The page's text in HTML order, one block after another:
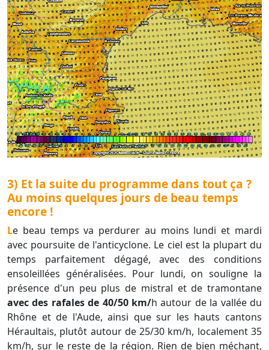
3) Et la suite du programme dans tout ça ?
Au moins quelques jours de beau temps
encore !
Le beau temps va perdurer au moins lundi et mardi
avec poursuite de l'anticyclone. Le ciel est la plupart du
temps parfaitement dégagé, avec des conditions
ensoleillées généralisées. Pour lundi, on souligne la
présence d'un peu plus de mistral et de tramontane
avec des rafales de 40/50 km/h autour de la vallée du
Rhône et de l'Aude, ainsi que sur les hauts cantons
Héraultais, plutôt autour de 25/30 km/h, localement 35
km/h, sur le reste de la région. Rien de bien méchant,